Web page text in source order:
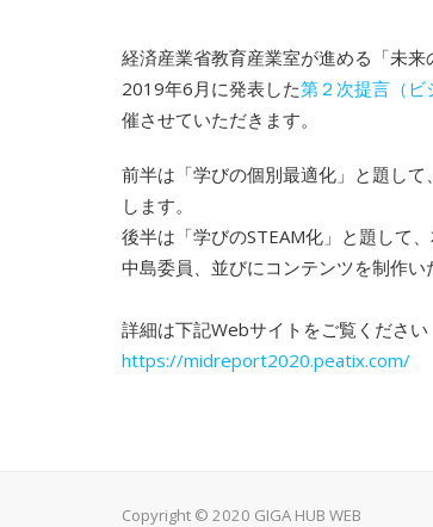
経済産業省教育産業室が進める「未来
2019年6月に発表した第２次提言（ビ
催させていただきます。
前半は「学びの個別最適化」と題し
します。
後半は「学びのSTEAM化」と題して
中島委員、並びにコンテンツを制作い
詳細は下記Webサイトをご覧ください
https://midreport2020.peatix.com/
Copyright © 2020 GIGA HUB WEB